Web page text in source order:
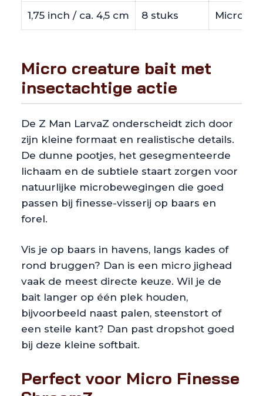
1,75 inch / ca. 4,5 cm 8 stuks Micro
Micro creature bait met
insectachtige actie
De Z Man LarvaZ onderscheidt zich door
zijn kleine formaat en realistische details.
De dunne pootjes, het gesegmenteerde
lichaam en de subtiele staart zorgen voor
natuurlijke microbewegingen die goed
passen bij finesse-visserij op baars en
forel.
Vis je op baars in havens, langs kades of
rond bruggen? Dan is een micro jighead
vaak de meest directe keuze. Wil je de
bait langer op één plek houden,
bijvoorbeeld naast palen, steenstort of
een steile kant? Dan past dropshot goed
bij deze kleine softbait.
Perfect voor Micro Finesse